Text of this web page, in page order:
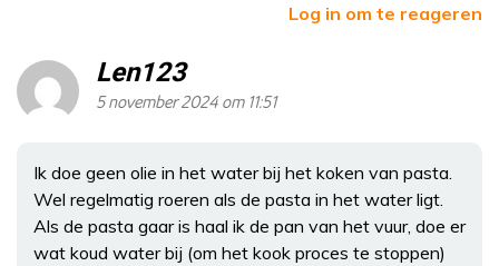
Log in om te reageren
Len123
5 november 2024 om 11:51
Ik doe geen olie in het water bij het koken van pasta.
Wel regelmatig roeren als de pasta in het water ligt.
Als de pasta gaar is haal ik de pan van het vuur, doe er
wat koud water bij (om het kook proces te stoppen)